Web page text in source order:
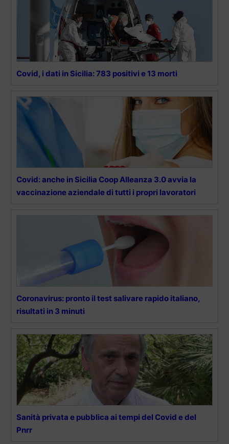
Covid, i dati in Sicilia: 783 positivi e 13 morti
Covid: anche in Sicilia Coop Alleanza 3.0 avvia la
vaccinazione aziendale di tutti i propri lavoratori
Coronavirus: pronto il test salivare rapido italiano,
risultati in 3 minuti
Sanità privata e pubblica ai tempi del Covid e del
Pnrr